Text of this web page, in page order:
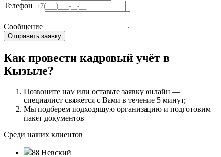
Телефон
Сообщение
Как провести кадровый учёт в
Кызыле?
Позвоните нам или оставьте заявку онлайн —
специалист свяжется с Вами в течение 5 минут;
Мы подберем подходящую организацию и подготовим
пакет документов
Среди наших клиентов
88 Невский